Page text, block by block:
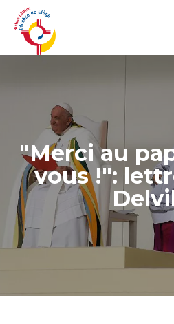
"Merci au
vous !":